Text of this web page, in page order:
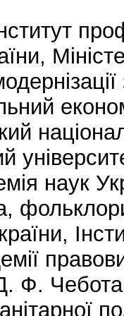
,
наук
,
Д. Ф.